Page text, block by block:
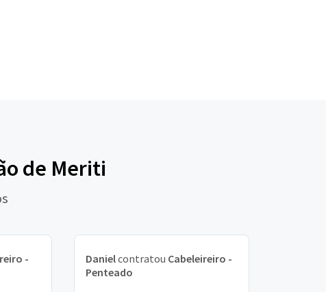
de Meriti
-
Danielcontratou Cabeleireiro -
Penteado